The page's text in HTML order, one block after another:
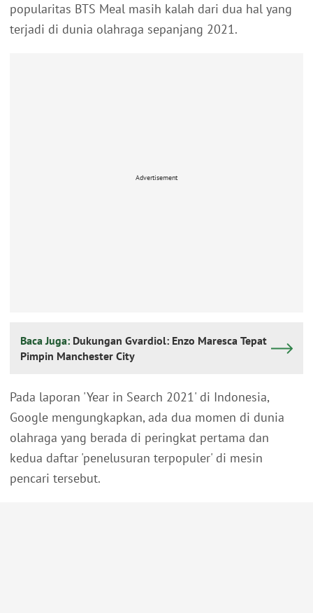
popularitas BTS Meal masih kalah dari dua hal yang
terjadi di dunia olahraga sepanjang 2021.
Advertisement
Baca Juga: Dukungan Gvardiol: Enzo Maresca Tepat
Pimpin Manchester City
Pada laporan 'Year in Search 2021' di Indonesia,
Google mengungkapkan, ada dua momen di dunia
olahraga yang berada di peringkat pertama dan
kedua daftar 'penelusuran terpopuler' di mesin
pencari tersebut.